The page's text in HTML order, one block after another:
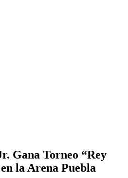
Gana Torneo “Rey
la Arena Puebla